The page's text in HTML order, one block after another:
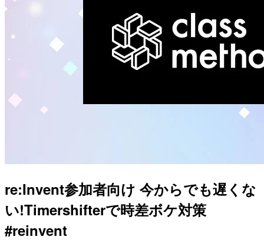
re:Invent参加者向け 今からでも遅くな
い!Timershifterで時差ボケ対策
#reinvent